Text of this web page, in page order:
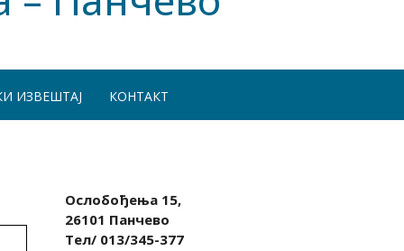
ИЗВЕШТАЈ КОНТАКТ
Ослобођења 15,
26101 Панчево
Тел/ 013/345-377